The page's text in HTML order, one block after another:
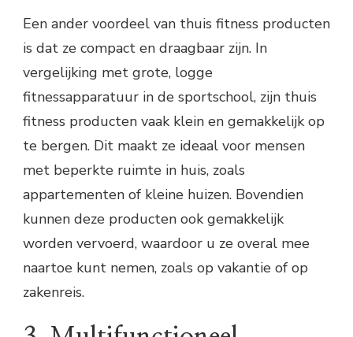
Een ander voordeel van thuis fitness producten
is dat ze compact en draagbaar zijn. In
vergelijking met grote, logge
fitnessapparatuur in de sportschool, zijn thuis
fitness producten vaak klein en gemakkelijk op
te bergen. Dit maakt ze ideaal voor mensen
met beperkte ruimte in huis, zoals
appartementen of kleine huizen. Bovendien
kunnen deze producten ook gemakkelijk
worden vervoerd, waardoor u ze overal mee
naartoe kunt nemen, zoals op vakantie of op
zakenreis.